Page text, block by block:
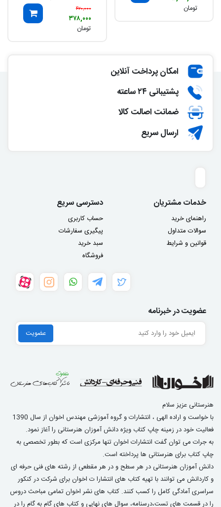
تومان
۴۲۰,۰۰۰
۳۷۸,۰۰۰
تومان
امکان پرداخت آنلاین
پشتیبانی ۲۴ ساعته
ضمانت اصالت کالا
ارسال سریع
خدمات مشتریان
راهنمای خرید
سوالات متداول
قوانین و شرایط
دسترسی سریع
حساب کاربری
پیگیری سفارشات
سبد خرید
فروشگاه
عضویت در خبرنامه
هنرستانی عزیز سلام
با خواست و اراده الهی ، انتشارات و گروه آموزشی مهندس اخوان از سال 1390
فعالیت خود در زمینه چاپ کتاب ویژه دانش آموزان هنرستانی را آغاز نمود.
به جرات می توان گفت انتشارات اخوان تنها مرکزی است که بطور تخصصی به
چاپ کتاب برای هنرستانی ها پرداخته است.
دانش آموزان هنرستانی در هر سطح و در هر مقطعی از رشته های فنی حرفه ای
و کاردانش می توانند با تهیه کتاب های انتشارا ت اخوان برای شرکت در کنکور
سراسری آمادگی کامل را کسب کنند. کتاب های نشر اخوان تمامی مباحث دروس
را در قسمت های تست،درسنامه، سوال های نهایی و کتاب های گام به گام را در